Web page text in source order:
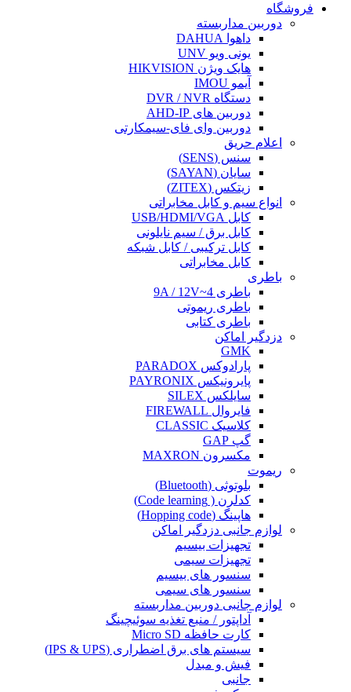
فروشگاه
دوربین مداربسته
داهوا DAHUA
یونی ویو UNV
هایک ویژن HIKVISION
آیمو IMOU
دستگاه DVR / NVR
دوربین های AHD-IP
دوربین وای فای-سیمکارتی
اعلام حریق
سنس (SENS)
سایان (SAYAN)
زیتکس (ZITEX)
انواع سیم و کابل مخابراتی
کابل USB/HDMI/VGA
کابل برق / سیم نایلونی
کابل ترکیبی / کابل شبکه
کابل مخابراتی
باطری
باطری 4~9A / 12V
باطری ریموتی
باطری کتابی
دزدگیر اماکن
GMK
پارادوکس PARADOX
پایرونیکس PAYRONIX
سایلکس SILEX
فایروال FIREWALL
کلاسیک CLASSIC
گپ GAP
مکسرون MAXRON
ریموت
بلوتوثی (Bluetooth)
کدلرن ( Code learning)
هاپینگ (Hopping code)
لوازم جانبی دزدگیر اماکن
تجهیزات بیسیم
تجهیزات سیمی
سنسور های بیسیم
سنسور های سیمی
لوازم جانبی دوربین مداربسته
آداپتور / منبع تغذیه سوئیچینگ
کارت حافظه Micro SD
سیستم های برق اضطراری (IPS & UPS)
فیش و مبدل
جانبی